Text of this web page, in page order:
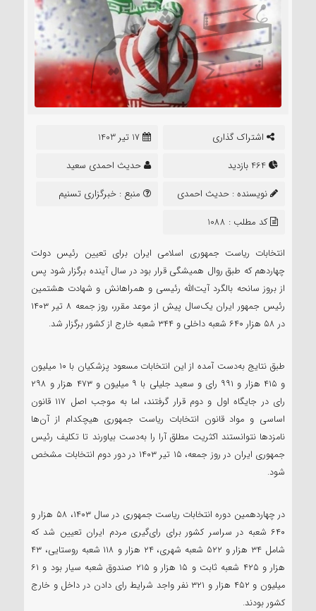
اشتراک گذاری
17 تیر 1403
حدیث احمدی سعید
نویسنده : حدیث احمدی
سعید
منبع : خبرگزاری تسنیم
کد مطلب : 1088
انتخابات ریاست جمهوری اسلامی ایران برای تعیین رئیس دولت
چهاردهم که طبق روال همیشگی قرار بود در سال آینده برگزار شود پس
از بروز سانحه بالگرد آیت‌الله رئیسی و همراهانش و شهادت هشتمین
رئیس جمهور ایران یک‌سال پیش از موعد مقرر، روز جمعه ۸ تیر ۱۴۰۳
در ۵۸ هزار ۶۴۰ شعبه داخلی و ۳۴۴ شعبه خارج از کشور برگزار شد.
طبق نتایج به‌دست آمده از این انتخابات مسعود پزشکیان با ۱۰ میلیون
و ۴۱۵ هزار و ۹۹۱ رای و سعید جلیلی با ۹ میلیون و ۴۷۳ هزار و ۲۹۸
رای در جایگاه اول و دوم قرار گرفتند، اما به موجب اصل ۱۱۷ قانون
اساسی و مواد قانون انتخابات ریاست جمهوری هیچکدام از آن‌ها
نامزد‌ها نتوانستند اکثریت مطلق آرا را به‌دست بیاورند تا تکلیف رئیس
جمهوری ایران در روز جمعه، ۱۵ تیر ۱۴۰۳ در دور دوم انتخابات مشخص
شود.
در چهاردهمین دوره انتخابات ریاست جمهوری در سال ۱۴۰۳، ۵۸ هزار و
۶۴۰ شعبه در سراسر کشور برای رای‌گیری مردم ایران تعیین شد که
شامل ۳۴ هزار و ۵۲۲ شعبه شهری، ۲۴ هزار و ۱۱۸ شعبه روستایی، ۴۳
هزار و ۴۲۵ شعبه ثابت و ۱۵ هزار و ۲۱۵ صندوق شعبه سیار بود و ۶۱
میلیون و ۴۵۲ هزار و ۳۲۱ نفر واجد شرایط رای دادن در داخل و خارج
کشور بودند.‌‌